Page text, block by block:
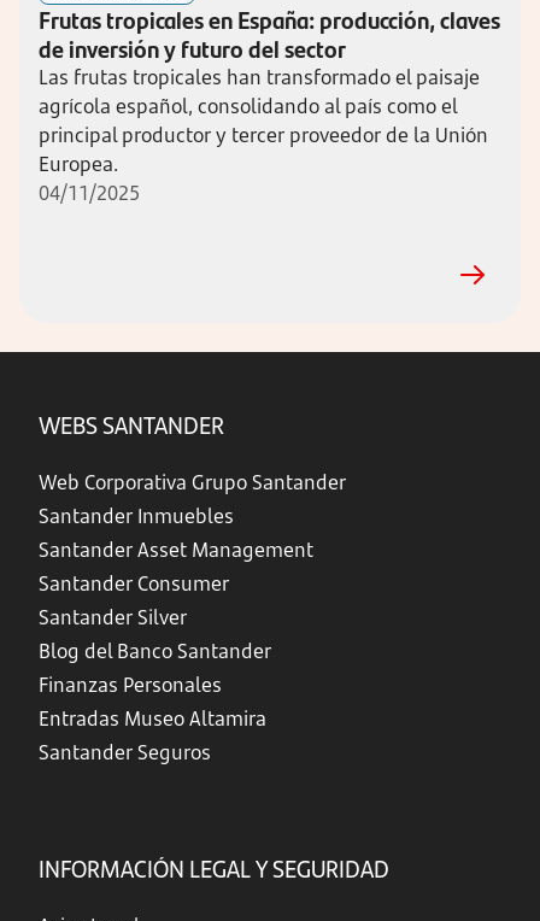
Frutas tropicales en España: producción, claves
de inversión y futuro del sector
Las frutas tropicales han transformado el paisaje
agrícola español, consolidando al país como el
principal productor y tercer proveedor de la Unión
Europea.
04/11/2025
WEBS SANTANDER
Web Corporativa Grupo Santander
Santander Inmuebles
Santander Asset Management
Santander Consumer
Santander Silver
Blog del Banco Santander
Finanzas Personales
Entradas Museo Altamira
Santander Seguros
INFORMACIÓN LEGAL Y SEGURIDAD